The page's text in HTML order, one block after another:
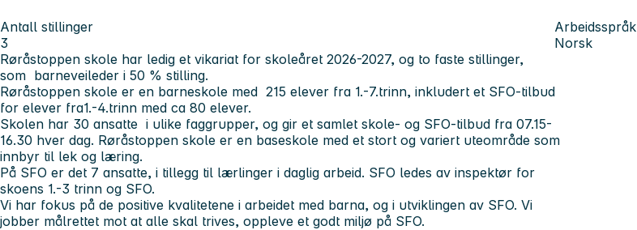
Antall stillinger
3
Arbeidsspråk
Norsk
Røråstoppen skole har ledig et vikariat for skoleåret 2026-2027, og to faste stillinger,
som barneveileder i 50 % stilling.
Røråstoppen skole er en barneskole med 215 elever fra 1.-7.trinn, inkludert et SFO-tilbud
for elever fra1.-4.trinn med ca 80 elever.
Skolen har 30 ansatte i ulike faggrupper, og gir et samlet skole- og SFO-tilbud fra 07.15-
16.30 hver dag. Røråstoppen skole er en baseskole med et stort og variert uteområde som
innbyr til lek og læring.
På SFO er det 7 ansatte, i tillegg til lærlinger i daglig arbeid. SFO ledes av inspektør for
skoens 1.-3 trinn og SFO.
Vi har fokus på de positive kvalitetene i arbeidet med barna, og i utviklingen av SFO. Vi
jobber målrettet mot at alle skal trives, oppleve et godt miljø på SFO.